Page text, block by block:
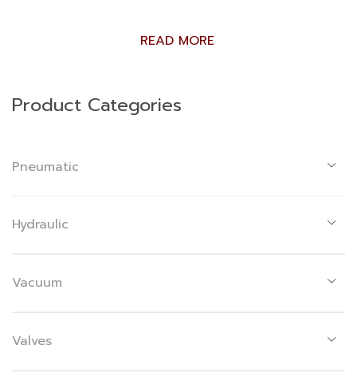
READ MORE
Product Categories
Pneumatic
Hydraulic
Vacuum
Valves